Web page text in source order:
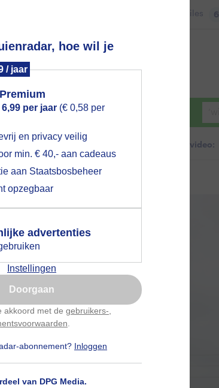
hoe wil je
/ jaar
6,99 per jaar (€ 0,58 per
en privacy veilig
min. € 40,- aan cadeaus
aan Staatsbosbeheer
opzegbaar
advertenties
Instellingen
Doorgaan
akkoord met de gebruikers-
abonnement? Inloggen
van DPG Media.
Files 6
Weerzine
Zoeken in foto & video:
locatie gebruiken voor
het weer?
geen akkoord op hebt
er zo een pop-up uit
deze toestemming
wordt.
toon de popup
misschien later
wil je niet elke dag deze pop-up
om dit aan te passen